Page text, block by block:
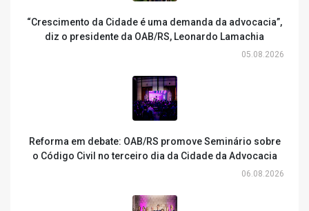
“Crescimento da Cidade é uma demanda da advocacia”,
diz o presidente da OAB/RS, Leonardo Lamachia
05.08.2026
Reforma em debate: OAB/RS promove Seminário sobre
o Código Civil no terceiro dia da Cidade da Advocacia
06.08.2026